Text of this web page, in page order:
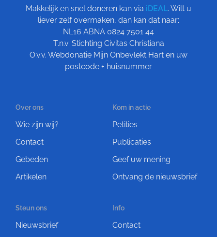
Makkelijk en snel doneren kan via iDEAL. Wilt u
liever zelf overmaken, dan kan dat naar:
NL16 ABNA 0824 7501 44
T.n.v. Stichting Civitas Christiana
O.v.v. Webdonatie Mijn Onbevlekt Hart en uw
postcode + huisnummer
Over ons
Wie zijn wij?
Contact
Gebeden
Artikelen
Kom in actie
Petities
Publicaties
Geef uw mening
Ontvang de nieuwsbrief
Steun ons
Nieuwsbrief
Info
Contact